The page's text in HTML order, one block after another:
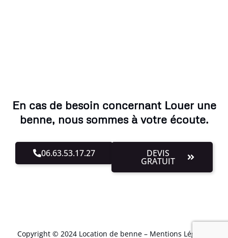
En cas de besoin concernant Louer une
benne, nous sommes à votre écoute.
06.63.53.17.27 DEVIS
GRATUIT
Copyright © 2024 Location de benne – Mentions Légales